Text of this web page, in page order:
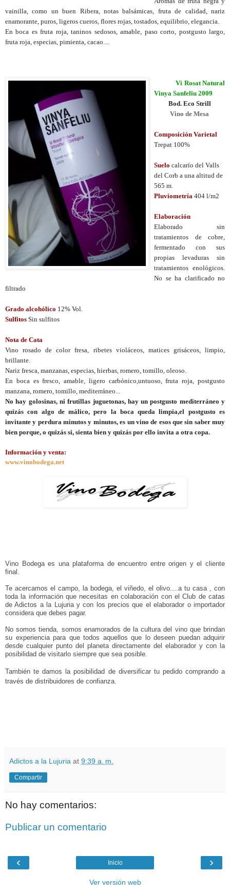
vainilla, como un buen Ribera, notas balsámicas, fruta de calidad, nariz
enamorante, puros, ligeros cueros, flores rojas, tostados, equilibrio, elegancia.
En boca es fruta roja, taninos sedosos, amable, paso corto, postgusto largo,
fruta roja, especias, pimienta, cacao....
Vi Rosat Natural
Vinya Sanfeliu 2009
Bod. Eco Strill
Vino de Mesa
Composición Varietal
Trepat 100%
Suelo calcarío del Valls
del Corb a una altitud de
565 m.
Pluviometría 404 l/m2
Elaboración
Elaborado sin
tratamientos de cobre,
fermentado con sus
propias levaduras sin
tratamientos enológicos.
No se ha clarificado no
filtrado
Grado alcohólico 12% Vol.
Sulfitos Sin sulfitos
Nota de Cata
Vino rosado de color fresa, ribetes violáceos, matices grisáceos, limpio,
brillante.
Nariz fresca, manzanas, especias, hierbas, romero, tomillo, oleoso.
En boca es fresco, amable, ligero carbónico,untuoso, fruta roja, postgusto
manzana, romero, tomillo, mediterráneo...
No hay golosinas, ni frutillas juguetonas, hay un postgusto mediterráneo y
quizás con algo de málico, pero la boca queda limpia,el postgusto es
invitante y perdura minutos y minutos, es un vino de esos que sin saber muy
bien porque, o quizás si, sienta bien y quizás por ello invita a otra copa.
Información y venta:
www.vinobodega.net
Vino Bodega es una plataforma de encuentro entre origen y el cliente
final.
Te acercamos el campo, la bodega, el viñedo, el olivo....a tu casa , con
toda la información que necesitas en colaboración con el Club de catas
de Adictos a la Lujuria y con los precios que el elaborador o importador
considera que debes pagar.
No somos tienda, somos enamorados de la cultura del vino que brindan
su experiencia para que todos aquellos que lo deseen puedan adquirir
desde cualquier punto del planeta directamente del elaborador y con la
posibilidad de visitarlo siempre que sea posible.
También te damos la posibilidad de diversificar tu pedido comprando a
través de distribuidores de confianza.
Adictos a la Lujuria at 9:39 a. m.
Compartir
No hay comentarios:
Publicar un comentario
‹ ›
Inicio
Ver versión web